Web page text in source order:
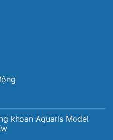
khoan Aquaris Model